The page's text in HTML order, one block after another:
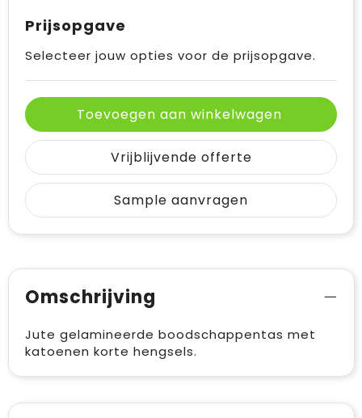
Prijsopgave
Selecteer jouw opties voor de prijsopgave.
Toevoegen aan winkelwagen
Vrijblijvende offerte
Sample aanvragen
Omschrijving
Jute gelamineerde boodschappentas met
katoenen korte hengsels.